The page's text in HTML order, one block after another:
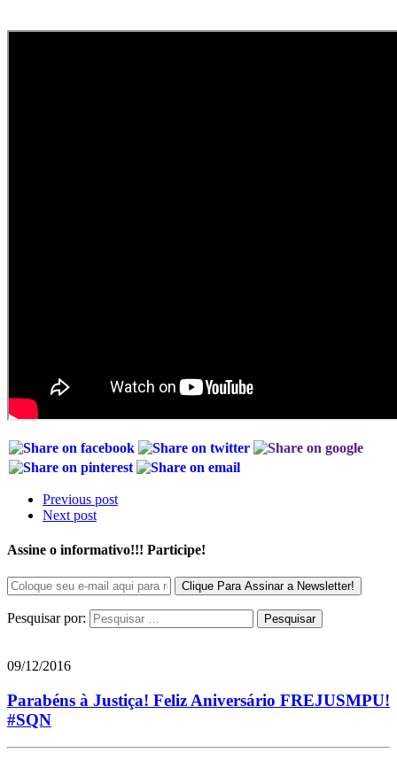
Previous post
Next post
Assine o informativo!!! Participe!
Pesquisar por:
09/12/2016
Parabéns à Justiça! Feliz Aniversário FREJUSMPU!
#SQN